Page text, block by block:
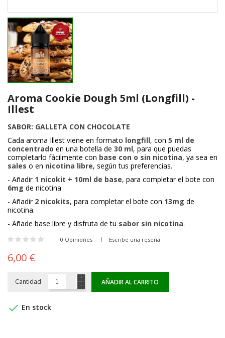
Aroma Cookie Dough 5ml (Longfill) -
Illest
SABOR: GALLETA CON CHOCOLATE
Cada aroma Illest viene en formato longfill, con 5 ml de
concentrado en una botella de 30 ml, para que puedas
completarlo fácilmente con base con o sin nicotina, ya sea en
sales o en nicotina libre, según tus preferencias.
- Añadir 1 nicokit + 10ml de base, para completar el bote con
6mg de nicotina.
- Añadir 2 nicokits, para completar el bote con 13mg de
nicotina.
- Añade base libre y disfruta de tu sabor sin nicotina.
0 Opiniones Escribe una reseña
6,00 €
Cantidad AÑADIR AL CARRITO
 En stock